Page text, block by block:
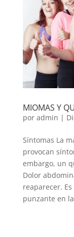
MIOMAS Y
por admin |
Síntomas La
provocan
embargo, un
Dolor
reaparecer.
punzante en